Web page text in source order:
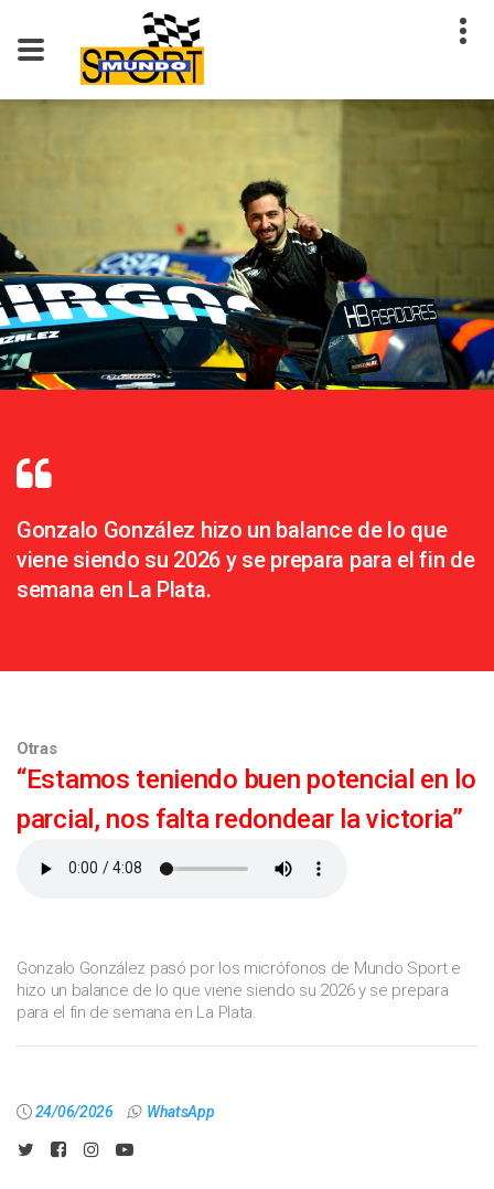
Gonzalo González hizo un balance de lo que
viene siendo su 2026 y se prepara para el fin de
semana en La Plata.
Otras
“Estamos teniendo buen potencial en lo
parcial, nos falta redondear la victoria”
Gonzalo González pasó por los micrófonos de Mundo Sport e
hizo un balance de lo que viene siendo su 2026 y se prepara
para el fin de semana en La Plata.
24/06/2026 WhatsApp